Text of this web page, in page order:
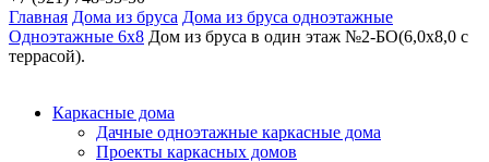
Главная Дома из бруса Дома из бруса одноэтажные
Одноэтажные 6х8 Дом из бруса в один этаж №2-БО(6,0х8,0 с
террасой).
Каркасные дома
Дачные одноэтажные каркасные дома
Проекты каркасных домов